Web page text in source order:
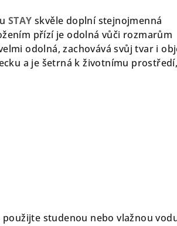
STAY skvěle doplní stejnojmenná
přízí je odolná vůči rozmarům
odolná, zachovává svůj tvar i
a je šetrná k životnímu
studenou nebo vlažnou